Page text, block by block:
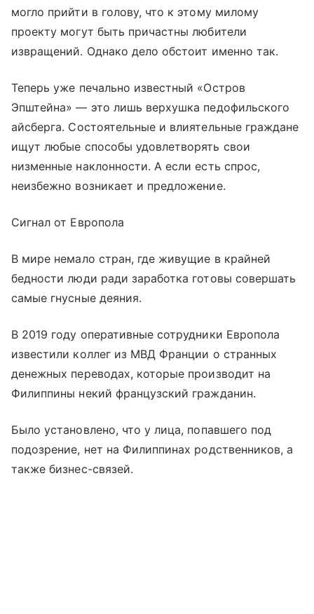
могло прийти в голову, что к этому милому
проекту могут быть причастны любители
извращений. Однако дело обстоит именно так.
Теперь уже печально известный «Остров
Эпштейна» — это лишь верхушка педофильского
айсберга. Состоятельные и влиятельные граждане
ищут любые способы удовлетворять свои
низменные наклонности. А если есть спрос,
неизбежно возникает и предложение.
Сигнал от Европола
В мире немало стран, где живущие в крайней
бедности люди ради заработка готовы совершать
самые гнусные деяния.
В 2019 году оперативные сотрудники Европола
известили коллег из МВД Франции о странных
денежных переводах, которые производит на
Филиппины некий французский гражданин.
Было установлено, что у лица, попавшего под
подозрение, нет на Филиппинах родственников, а
также бизнес-связей.